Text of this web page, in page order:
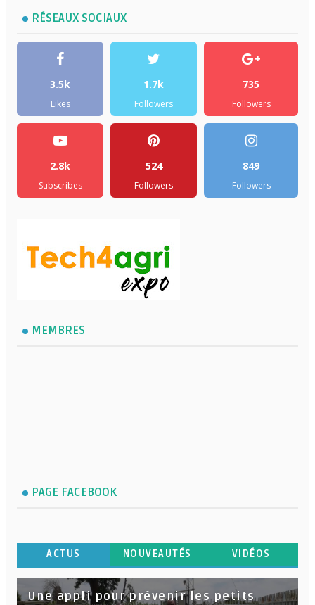
RÉSEAUX SOCIAUX
3.5k
Likes
1.7k
Followers
735
Followers
2.8k
Subscribes
524
Followers
849
Followers
MEMBRES
PAGE FACEBOOK
ACTUS NOUVEAUTÉS VIDÉOS
Une appli pour prévenir les petits